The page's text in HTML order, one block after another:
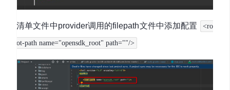
清单文件中provider调用的filepath文件中添加配置 <ro
ot-path name="opensdk_root" path=""/>